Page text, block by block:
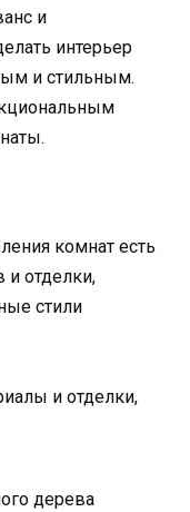
и
интерьер
и стильным.
комнат есть
и отделки,
стили
и отделки,
дерева